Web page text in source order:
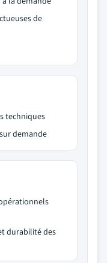
de
techniques
demande
durabilité des